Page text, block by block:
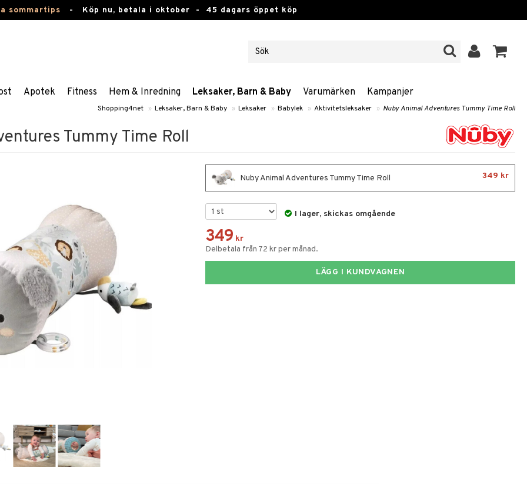
sommartips - Köp nu, betala i oktober - 45 dagars öppet köp
Apotek Fitness Hem & Inredning Leksaker, Barn & Baby Varumärken Kampanjer
Shopping4net » Leksaker, Barn & Baby » Leksaker » Babylek » Aktivitetsleksaker » Nuby Animal Adventures Tummy Time Roll
Tummy Time Roll
Nuby Animal Adventures Tummy Time Roll 349 kr
I lager, skickas omgående
349 kr
Delbetala från 72 kr per månad.
LÄGG I KUNDVAGNEN